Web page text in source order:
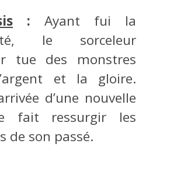
: Ayant fui la
le sorceleur
tue des monstres
et la gloire.
d’une nouvelle
fait ressurgir les
de son passé.